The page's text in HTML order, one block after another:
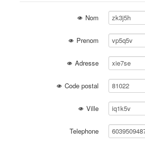
Nom
Prenom
Adresse
Code postal
Ville
Telephone